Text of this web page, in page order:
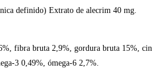
definido) Extrato de alecrim 40 mg.
fibra bruta 2,9%, gordura bruta 15%,
3 0,49%, ómega-6 2,7%.